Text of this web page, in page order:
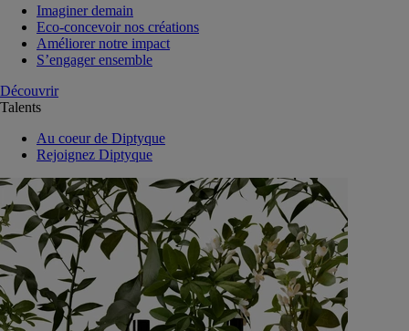
Imaginer demain
Eco-concevoir nos créations
Améliorer notre impact
S’engager ensemble
Découvrir
Talents
Au coeur de Diptyque
Rejoignez Diptyque